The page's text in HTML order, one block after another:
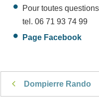
Pour toutes
tel. 06 71 93 74 99
Page Facebook
Dompierre Rando